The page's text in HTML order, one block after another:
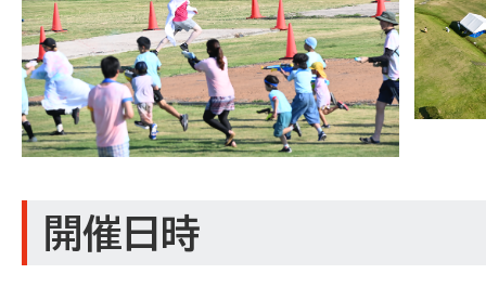
開催日時